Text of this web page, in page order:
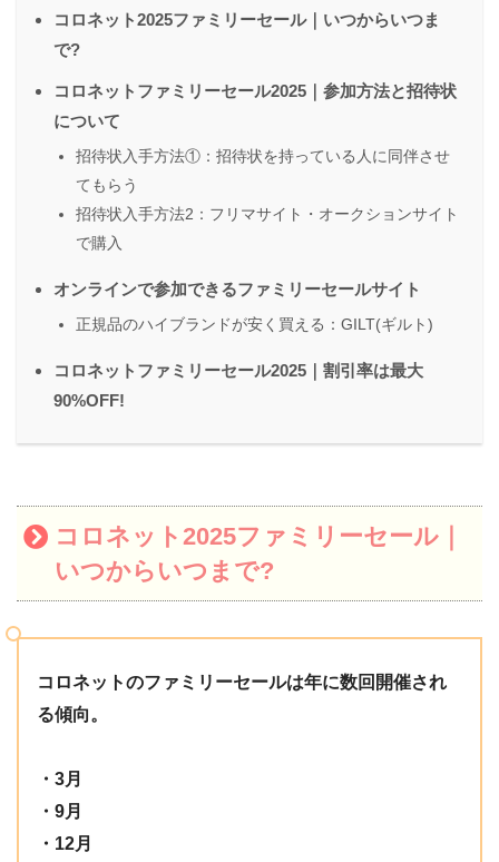
コロネット2025ファミリーセール｜いつからいつま
で?
コロネットファミリーセール2025｜参加方法と招待状
について
招待状入手方法①：招待状を持っている人に同伴させ
てもらう
招待状入手方法2：フリマサイト・オークションサイト
で購入
オンラインで参加できるファミリーセールサイト
正規品のハイブランドが安く買える：GILT(ギルト)
コロネットファミリーセール2025｜割引率は最大
90%OFF!
コロネット2025ファミリーセール｜
いつからいつまで?
コロネットのファミリーセールは年に数回開催され
る傾向。
・3月
・9月
・12月